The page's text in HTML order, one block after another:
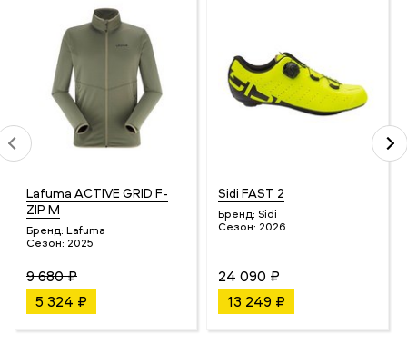
Lafuma ACTIVE GRID F-
ZIP M
Бренд: Lafuma
Сезон: 2025
9 680 ₽
5 324 ₽
Sidi FAST 2
Бренд: Sidi
Сезон: 2026
24 090 ₽
13 249 ₽